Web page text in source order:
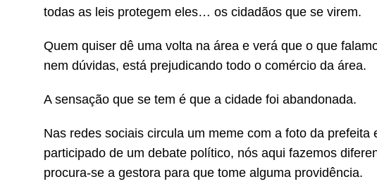
todas as leis protegem eles… os cidadãos que se virem.
Quem quiser dê uma volta na área e verá que o que
nem dúvidas, está prejudicando todo o comércio da área.
A sensação que se tem é que a cidade foi abandonada.
Nas redes sociais circula um meme com a foto da
participado de um debate político, nós aqui fazemos
procura-se a gestora para que tome alguma providência.